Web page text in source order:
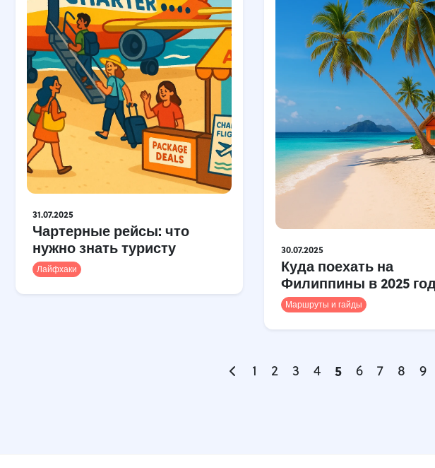
31.07.2025
Чартерные рейсы: что
нужно знать туристу
Лайфхаки
30.07.2025
Куда поехать на
Филиппины в 2025
Маршруты и гайды
1 2 3 4 5 6 7 8 9